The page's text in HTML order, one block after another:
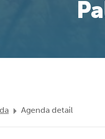
Agenda detail